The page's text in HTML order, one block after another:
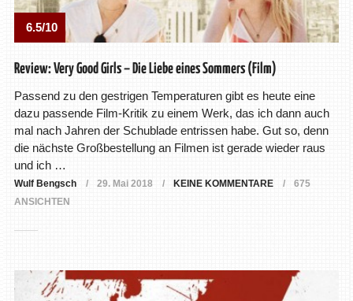
6.5/10
Review: Very Good Girls – Die Liebe eines Sommers (Film)
Passend zu den gestrigen Temperaturen gibt es heute eine
dazu passende Film-Kritik zu einem Werk, das ich dann auch
mal nach Jahren der Schublade entrissen habe. Gut so, denn
die nächste Großbestellung an Filmen ist gerade wieder raus
und ich …
Wulf Bengsch 29. Mai 2018 KEINE KOMMENTARE
675
ANSICHTEN